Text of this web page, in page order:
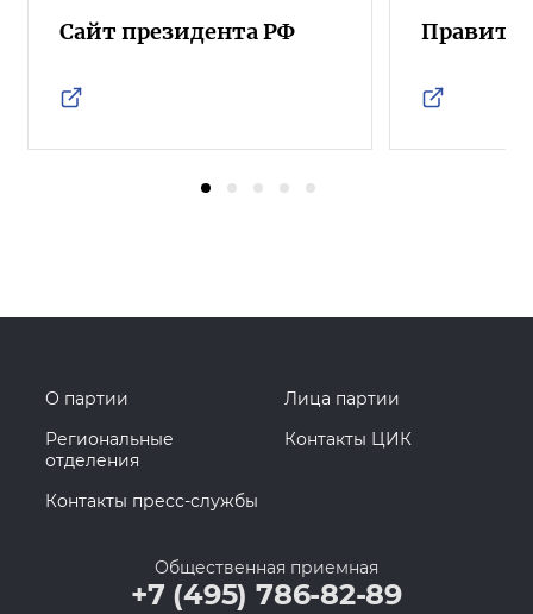
Сайт президента РФ
О партии
Лица партии
Региональные
отделения
Контакты ЦИК
Контакты пресс-службы
Общественная приемная
+7 (495) 786-82-89